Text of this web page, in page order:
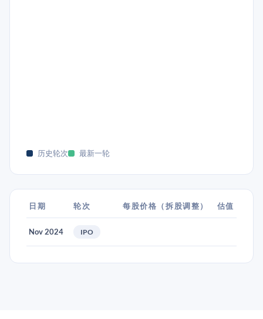
历史轮次 最新一轮
日期 轮次 每股价格（拆股调整） 估值
Nov 2024 IPO